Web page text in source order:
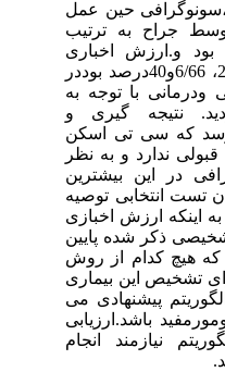
حین عمل
جراح به ترتیب
83درصد بود و.ارزش اخباری
منفیآن ها به ترتیب2/27،75، 6/66و40درصد بوددر
با توجه به
نتیجه گیری و
که سی تی اسکن
ندارد و به نظر
در این بیشترین
انتخابی توصیه
اینکه ارزش اخبازی
ذکر شده پایین
هیچ کدام از روش
تشخیص این بیماری
پیشنهادی می
باشد.ارزیابی
نیازمند انجام